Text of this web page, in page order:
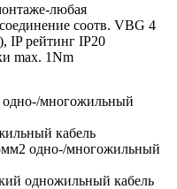
любая
соотв. VBG 4
IP рейтинг IP20
max. 1Nm
многожильный
кабель
одно-/многожильный
одножильный кабель